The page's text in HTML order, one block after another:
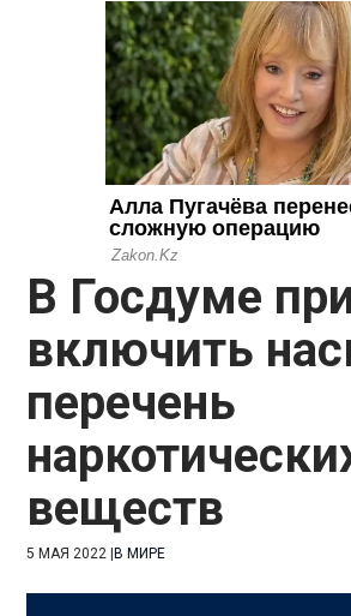
В Госдуме
включить
перечень
веществ
5 МАЯ 2022 |В МИРЕ